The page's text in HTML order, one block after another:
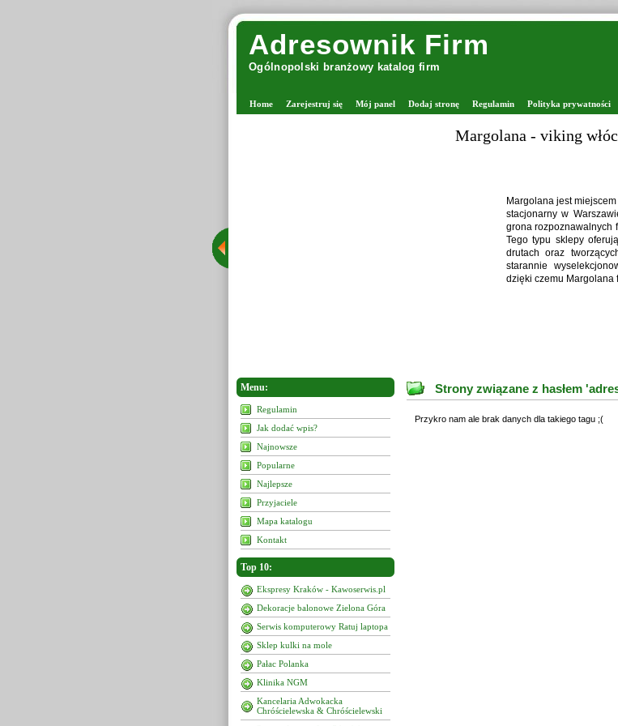
Adresownik Firm
Ogólnopolski branżowy katalog firm
Home Zarejestruj się Mój panel Dodaj stronę Regulamin Polityka prywatności
Margolana - viking
Margolana jest miejscem
stacjonarny w
grona rozpoznawalnych
Tego typu sklepy
drutach oraz
starannie
dzięki czemu Margolana
Menu:
Regulamin
Jak dodać wpis?
Najnowsze
Popularne
Najlepsze
Przyjaciele
Mapa katalogu
Kontakt
Top 10:
Ekspresy Kraków - Kawoserwis.pl
Dekoracje balonowe Zielona Góra
Serwis komputerowy Ratuj laptopa
Sklep kulki na mole
Pałac Polanka
Klinika NGM
Kancelaria Adwokacka
Chróścielewska & Chróścielewski
Strony związane z hasłem
Przykro nam ale brak danych dla takiego tagu ;(